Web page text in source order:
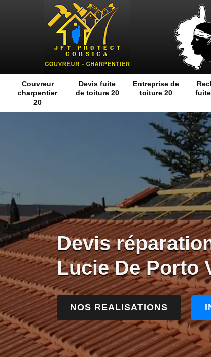
Couvreur
charpentier
20
Devis fuite
de toiture 20
Entreprise de
toiture 20
Devis
Lucie De Porto
NOS REALISATIONS